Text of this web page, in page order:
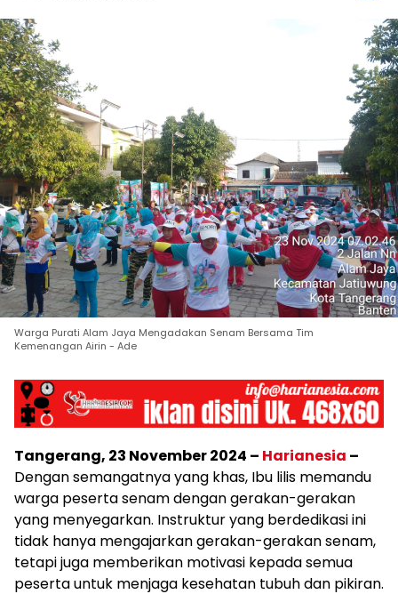
Warga Purati Alam Jaya Mengadakan Senam Bersama Tim
Kemenangan Airin - Ade
Tangerang, 23 November 2024 – Harianesia –
Dengan semangatnya yang khas, Ibu lilis memandu
warga peserta senam dengan gerakan-gerakan
yang menyegarkan. Instruktur yang berdedikasi ini
tidak hanya mengajarkan gerakan-gerakan senam,
tetapi juga memberikan motivasi kepada semua
peserta untuk menjaga kesehatan tubuh dan pikiran.